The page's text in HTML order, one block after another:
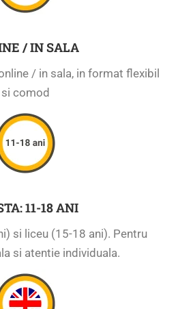
/ IN SALA
/ in sala, in format flexibil
si comod
11-18 ANI
si liceu (15-18 ani). Pentru
si atentie individuala.